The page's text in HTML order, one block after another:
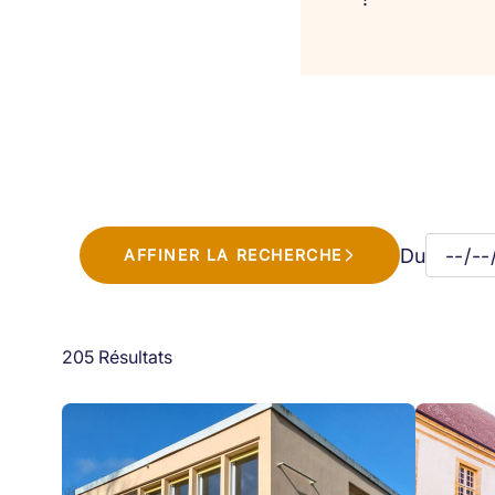
AFFINER LA RECHERCHE Du
205 Résultats